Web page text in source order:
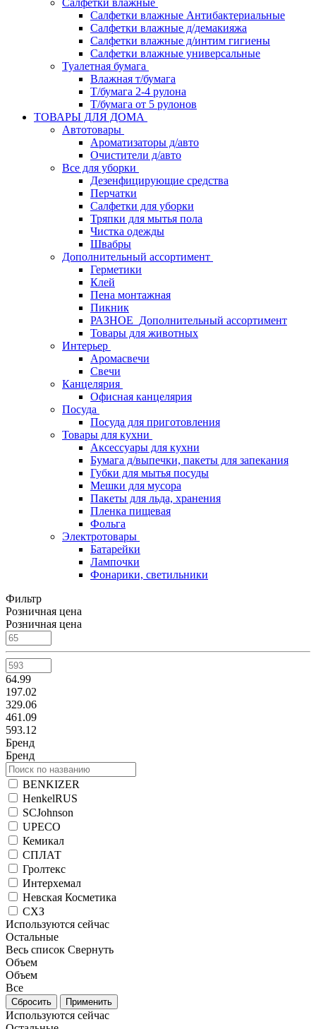
Салфетки влажные
Салфетки влажные Антибактериальные
Салфетки влажные д/демакияжа
Салфетки влажные д/интим гигиены
Салфетки влажные универсальные
Туалетная бумага
Влажная т/бумага
Т/бумага 2-4 рулона
Т/бумага от 5 рулонов
ТОВАРЫ ДЛЯ ДОМА
Автотовары
Ароматизаторы д/авто
Очистители д/авто
Все для уборки
Дезенфицирующие средства
Перчатки
Салфетки для уборки
Тряпки для мытья пола
Чистка одежды
Швабры
Дополнительный ассортимент
Герметики
Клей
Пена монтажная
Пикник
РАЗНОЕ_Дополнительный ассортимент
Товары для животных
Интерьер
Аромасвечи
Свечи
Канцелярия
Офисная канцелярия
Посуда
Посуда для приготовления
Товары для кухни
Аксессуары для кухни
Бумага д/выпечки, пакеты для запекания
Губки для мытья посуды
Мешки для мусора
Пакеты для льда, хранения
Пленка пищевая
Фольга
Электротовары
Батарейки
Лампочки
Фонарики, светильники
Фильтр
Розничная цена
Розничная цена
64.99
197.02
329.06
461.09
593.12
Бренд
Бренд
BENKIZER
HenkelRUS
SCJohnson
UPECO
Кемикал
СПЛАТ
Гролтекс
Интерхемал
Невская Косметика
СХЗ
Используются сейчас
Остальные
Весь список Свернуть
Объем
Объем
Все
Используются сейчас